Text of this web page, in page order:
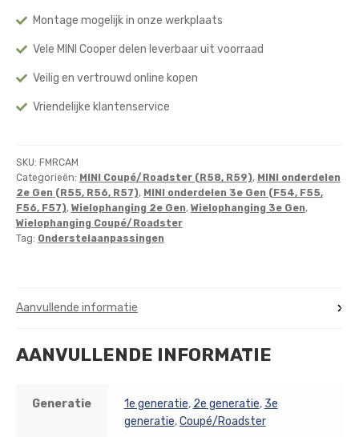
Montage mogelijk in onze werkplaats
Vele MINI Cooper delen leverbaar uit voorraad
Veilig en vertrouwd online kopen
Vriendelijke klantenservice
SKU: FMRCAM
Categorieën: MINI Coupé/Roadster (R58, R59), MINI onderdelen
2e Gen (R55, R56, R57), MINI onderdelen 3e Gen (F54, F55,
F56, F57), Wielophanging 2e Gen, Wielophanging 3e Gen,
Wielophanging Coupé/Roadster
Tag: Onderstelaanpassingen
Aanvullende informatie
AANVULLENDE INFORMATIE
Generatie 1e generatie, 2e generatie, 3e
generatie,Coupé/Roadster